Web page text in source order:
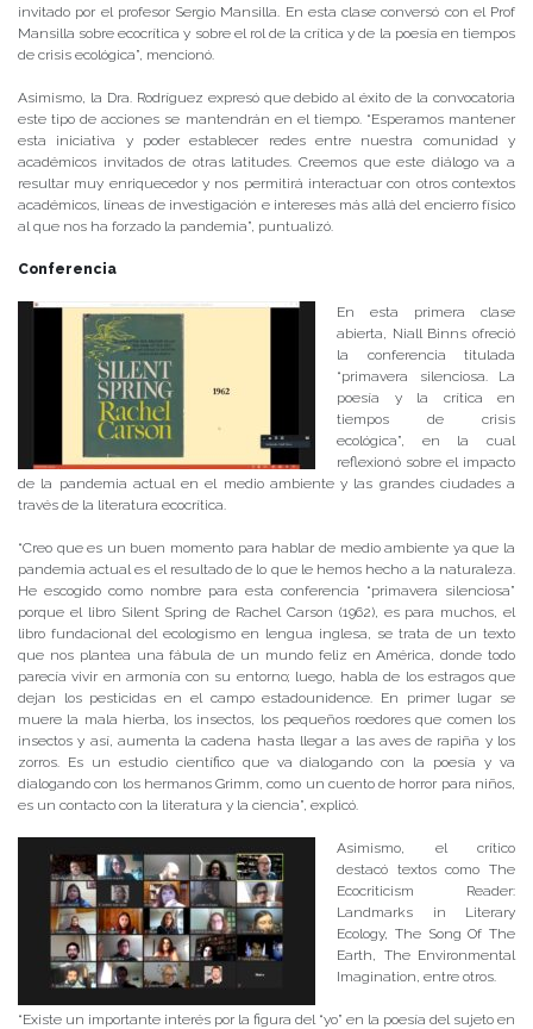
invitado por el profesor Sergio Mansilla. En esta clase conversó con el Prof
Mansilla sobre ecocrítica y sobre el rol de la crítica y de la poesía en tiempos
de crisis ecológica”, mencionó.
Asimismo, la Dra. Rodríguez expresó que debido al éxito de la convocatoria
este tipo de acciones se mantendrán en el tiempo. “Esperamos mantener
esta iniciativa y poder establecer redes entre nuestra comunidad y
académicos invitados de otras latitudes. Creemos que este diálogo va a
resultar muy enriquecedor y nos permitirá interactuar con otros contextos
académicos, líneas de investigación e intereses más allá del encierro físico
al que nos ha forzado la pandemia”, puntualizó.
Conferencia
En esta primera clase
abierta, Niall Binns ofreció
la conferencia titulada
“primavera silenciosa. La
poesía y la crítica en
tiempos de crisis
ecológica”, en la cual
reflexionó sobre el impacto
de la pandemia actual en el medio ambiente y las grandes ciudades a
través de la literatura ecocrítica.
“Creo que es un buen momento para hablar de medio ambiente ya que la
pandemia actual es el resultado de lo que le hemos hecho a la naturaleza.
He escogido como nombre para esta conferencia “primavera silenciosa”
porque el libro Silent Spring de Rachel Carson (1962), es para muchos, el
libro fundacional del ecologismo en lengua inglesa, se trata de un texto
que nos plantea una fábula de un mundo feliz en América, donde todo
parecía vivir en armonía con su entorno; luego, habla de los estragos que
dejan los pesticidas en el campo estadounidence. En primer lugar se
muere la mala hierba, los insectos, los pequeños roedores que comen los
insectos y así, aumenta la cadena hasta llegar a las aves de rapiña y los
zorros. Es un estudio científico que va dialogando con la poesía y va
dialogando con los hermanos Grimm, como un cuento de horror para niños,
es un contacto con la literatura y la ciencia”, explicó.
Asimismo, el crítico
destacó textos como The
Ecocriticism Reader:
Landmarks in Literary
Ecology, The Song Of The
Earth, The Environmental
Imagination, entre otros.
“Existe un importante interés por la figura del “yo” en la poesía del sujeto en